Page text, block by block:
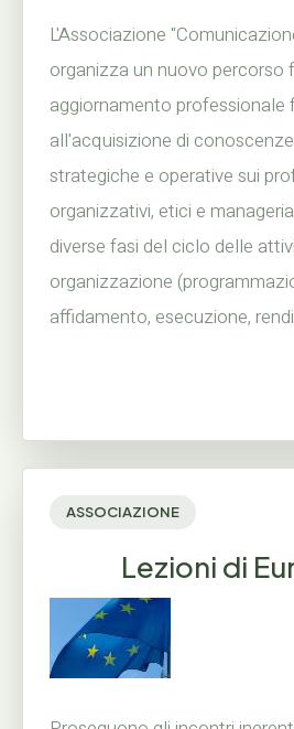
L'Associazione
organizza un nuovo percorso
aggiornamento professionale
all'acquisizione di
strategiche e operative sui
organizzativi, etici e
diverse fasi del ciclo delle
organizzazione
affidamento, esecuzione,
ASSOCIAZIONE
Lezioni di